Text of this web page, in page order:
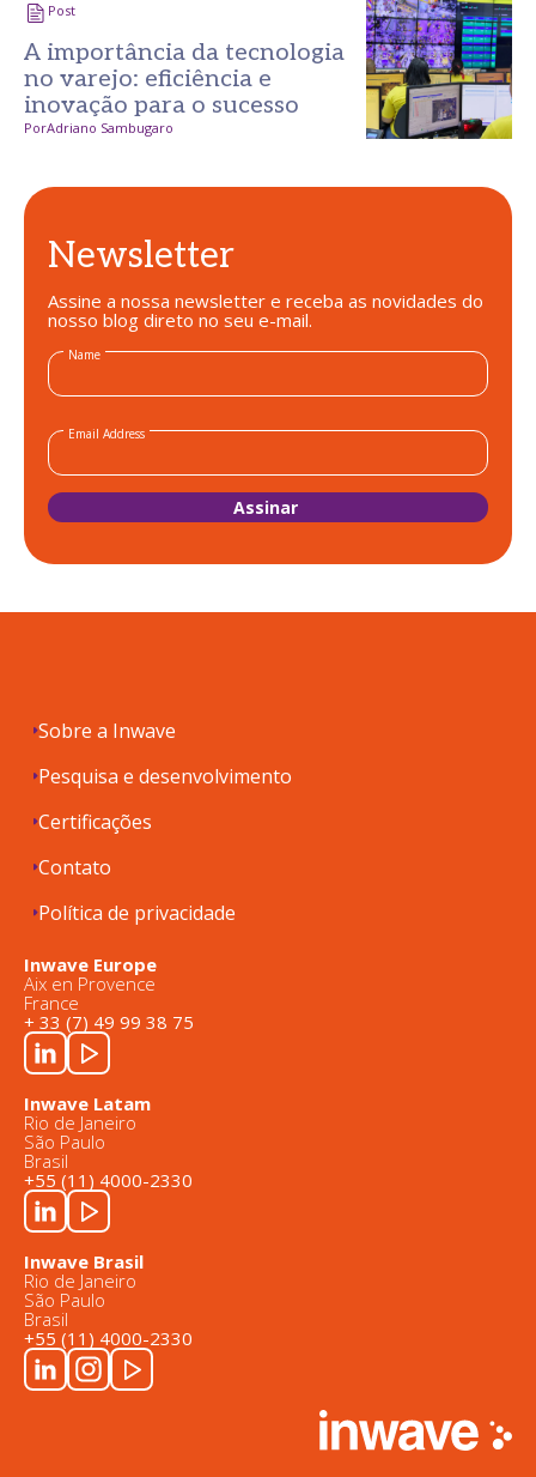
Post
A importância da tecnologia
no varejo: eficiência e
inovação para o sucesso
PorAdriano Sambugaro
Newsletter
Assine a nossa newsletter e receba as novidades do
nosso blog direto no seu e-mail.
Name
Email Address
Sobre a Inwave
Pesquisa e desenvolvimento
Certificações
Contato
Política de privacidade
Inwave Europe
Aix en Provence
France
+ 33 (7) 49 99 38 75
Inwave Latam
Rio de Janeiro
São Paulo
Brasil
+55 (11) 4000-2330
Inwave Brasil
Rio de Janeiro
São Paulo
Brasil
+55 (11) 4000-2330